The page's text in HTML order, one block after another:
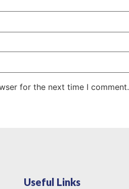
for the next time I comment.
Useful Links